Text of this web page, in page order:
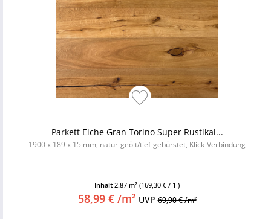
Parkett Eiche Gran Torino Super Rustikal...
1900 x 189 x 15 mm, natur-geölt/tief-gebürstet, Klick-Verbindung
Inhalt 2.87 m² (169,30 € / 1 )
58,99 € /m² UVP69,90 € /m²